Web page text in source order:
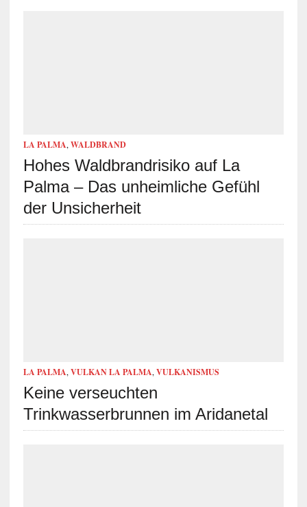
LA PALMA,WALDBRAND
Hohes Waldbrandrisiko auf La
Palma – Das unheimliche Gefühl
der Unsicherheit
LA PALMA,VULKAN LA PALMA,VULKANISMUS
Keine verseuchten
Trinkwasserbrunnen im Aridanetal